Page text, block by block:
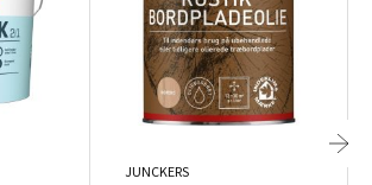
JUNCKERS